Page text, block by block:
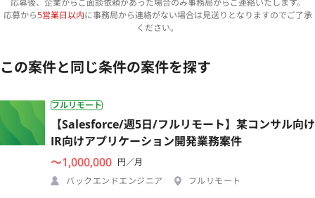
応募から5営業日以内に事務局から連絡がない場合は見送りとなりますのでご了承
ください。
この案件と同じ条件の案件を探す
フルリモート
【Salesforce/週5日/フルリモート】某コンサル向け
IR向けアプリケーション開発業務案件
〜1,000,000 円／月
バックエンドエンジニア
フルリモート